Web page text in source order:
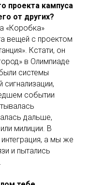
проекта кампуса
от других?
«Коробка»
вещей с проектом
Кстати, он
в Олимпиаде
системы
сигнализации,
событии
дальше,
милиции. В
а мы же
и пытались